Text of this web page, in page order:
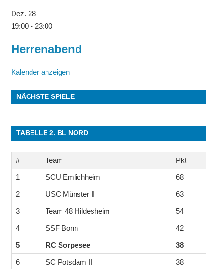
Dez. 28
19:00- 23:00
Herrenabend
Kalender anzeigen
NÄCHSTE SPIELE
TABELLE 2. BL NORD
# Team Pkt
1 SCU Emlichheim 68
2 USC Münster II 63
3 Team 48 Hildesheim 54
4 SSF Bonn 42
5 RC Sorpesee 38
6 SC Potsdam II 38